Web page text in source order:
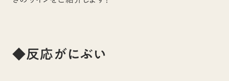
◆反応がにぶい